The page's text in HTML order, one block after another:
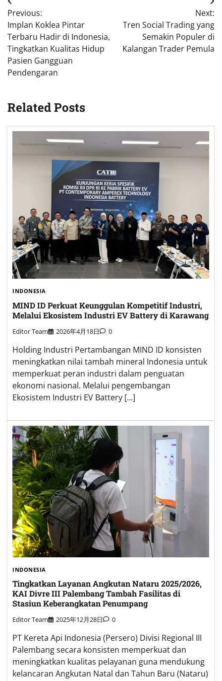
Post
navigation
Previous:
Implan Koklea Pintar
Terbaru Hadir di Indonesia,
Tingkatkan Kualitas Hidup
Pasien Gangguan
Pendengaran
Next:
Tren Social Trading yang
Semakin Populer di
Kalangan Trader Pemula
Related Posts
INDONESIA
MIND ID Perkuat Keunggulan Kompetitif Industri,
Melalui Ekosistem Industri EV Battery di Karawang
Editor Team 2026年4月18日 0
Holding Industri Pertambangan MIND ID konsisten
meningkatkan nilai tambah mineral Indonesia untuk
memperkuat peran industri dalam penguatan
ekonomi nasional. Melalui pengembangan
Ekosistem Industri EV Battery […]
INDONESIA
Tingkatkan Layanan Angkutan Nataru 2025/2026,
KAI Divre III Palembang Tambah Fasilitas di
Stasiun Keberangkatan Penumpang
Editor Team 2025年12月28日 0
PT Kereta Api Indonesia (Persero) Divisi Regional III
Palembang secara konsisten memperkuat dan
meningkatkan kualitas pelayanan guna mendukung
kelancaran Angkutan Natal dan Tahun Baru (Nataru)